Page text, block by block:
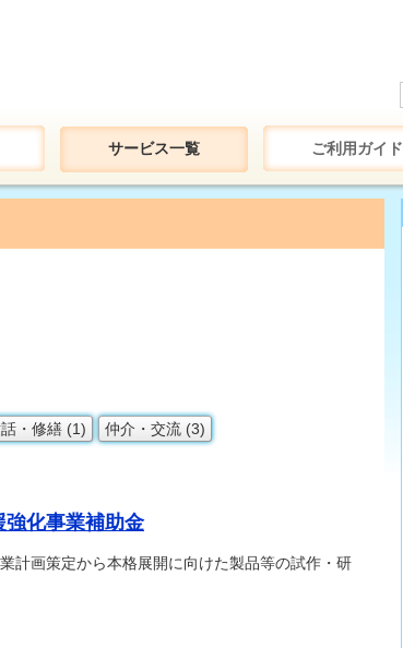
サービス一覧 ご利用ガイド
・修繕 (1)
仲介・交流 (3)
化事業補助金
計画策定から本格展開に向けた製品等の試作・研